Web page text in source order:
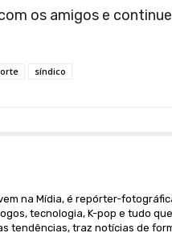
os amigos e
síndico
na Mídia, é repórter-
tecnologia, K-pop e tudo
tendências, traz notícias de